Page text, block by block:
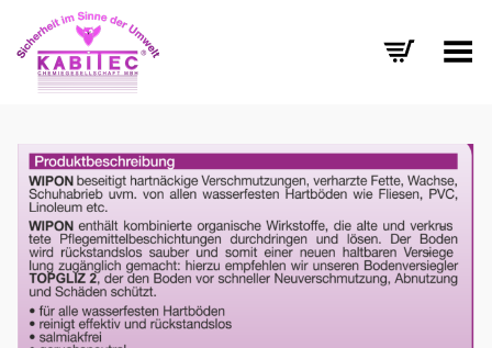
Menü umschalten